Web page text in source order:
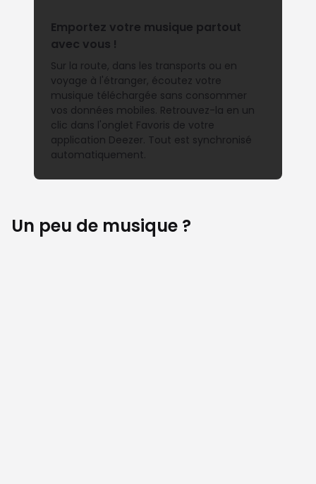
Emportez votre musique partout
avec vous !
Sur la route, dans les transports ou en
voyage à l'étranger, écoutez votre
musique téléchargée sans consommer
vos données mobiles. Retrouvez-la en un
clic dans l'onglet Favoris de votre
application Deezer. Tout est synchronisé
automatiquement.
Un peu de musique ?